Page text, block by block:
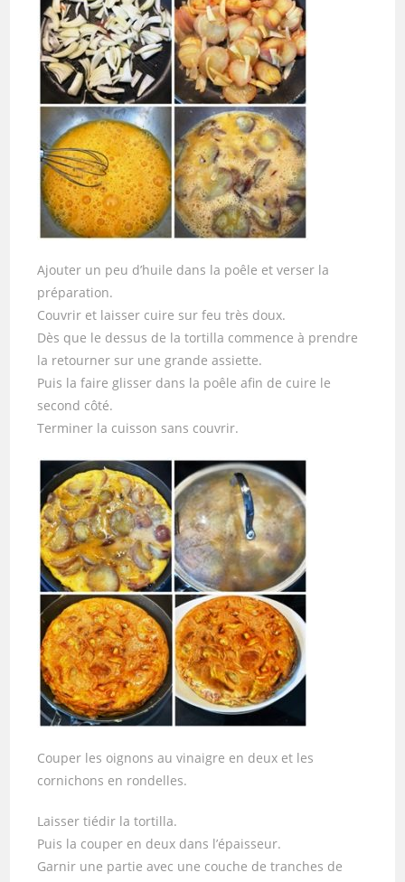
Ajouter un peu d’huile dans la poêle et verser la
préparation.
Couvrir et laisser cuire sur feu très doux.
Dès que le dessus de la tortilla commence à prendre
la retourner sur une grande assiette.
Puis la faire glisser dans la poêle afin de cuire le
second côté.
Terminer la cuisson sans couvrir.
Couper les oignons au vinaigre en deux et les
cornichons en rondelles.
Laisser tiédir la tortilla.
Puis la couper en deux dans l’épaisseur.
Garnir une partie avec une couche de tranches de